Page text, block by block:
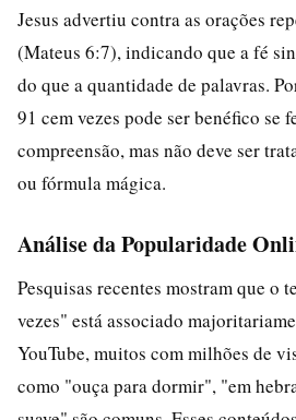
Jesus advertiu contra as orações
(Mateus 6:7), indicando que a fé
do que a quantidade de palavras.
91 cem vezes pode ser benéfico se
compreensão, mas não deve ser
ou fórmula mágica.
Análise da Popularidade
Pesquisas recentes mostram que o
vezes" está associado
YouTube, muitos com milhões de
como "ouça para dormir", "em